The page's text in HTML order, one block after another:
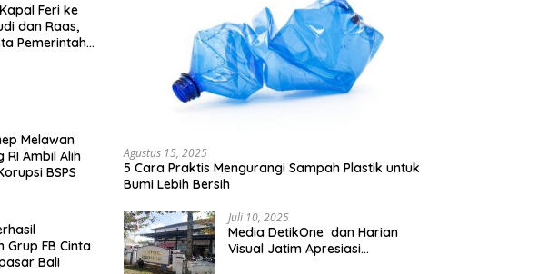
Feri ke
dan Raas,
Pemerintah
Melawan
RI Ambil Alih
BSPS
Grup FB Cinta
Bali
Agustus 15, 2025
5 Cara Praktis Mengurangi Sampah Plastik untuk
Bumi Lebih Bersih
Juli 10, 2025
Media DetikOne dan Harian
Visual Jatim Apresiasi